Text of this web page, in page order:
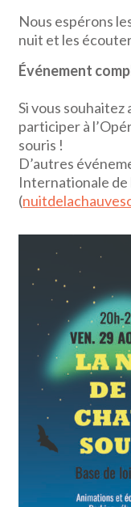
Nous espérons
nuit et les
Événement
Si vous souhaitez
participer à
souris !
D’autres
Internationale
(